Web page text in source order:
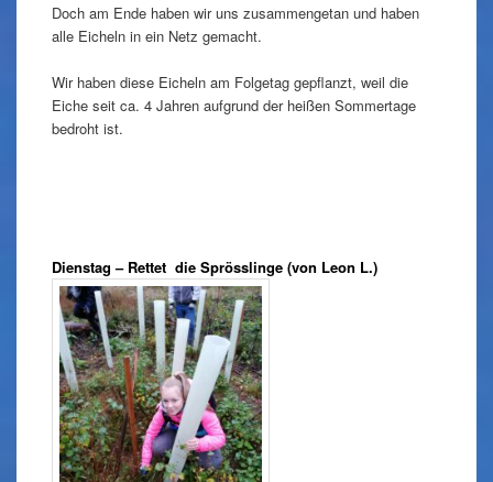
Doch am Ende haben wir uns zusammengetan und haben
alle Eicheln in ein Netz gemacht.
Wir haben diese Eicheln am Folgetag gepflanzt, weil die
Eiche seit ca. 4 Jahren aufgrund der heißen Sommertage
bedroht ist.
Dienstag – Rettet die Sprösslinge (von Leon L.)